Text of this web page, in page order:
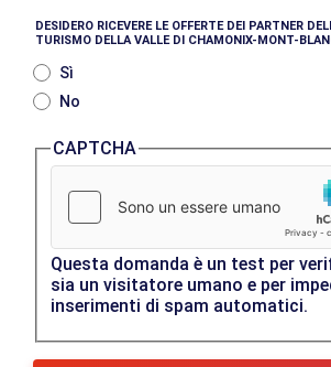
DESIDERO RICEVERE LE OFFERTE DEI PARTNER
TURISMO DELLA VALLE DI CHAMONIX-MONT-
Sì
No
CAPTCHA
Questa domanda è un test per
sia un visitatore umano e per
inserimenti di spam automatici.